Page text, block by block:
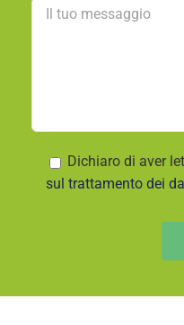
Dichiaro di aver
sul trattamento dei